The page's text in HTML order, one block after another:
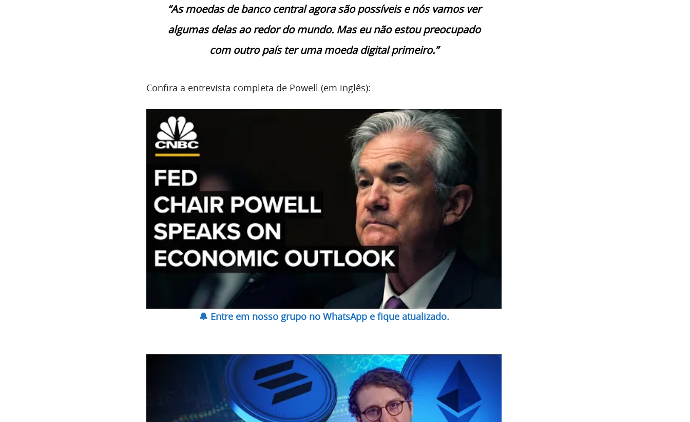
“As moedas de banco central agora são possíveis e nós vamos ver
algumas delas ao redor do mundo. Mas eu não estou preocupado
com outro país ter uma moeda digital primeiro.”
Confira a entrevista completa de Powell (em inglês):
🔔 Entre em nosso grupo no WhatsApp e fique atualizado.